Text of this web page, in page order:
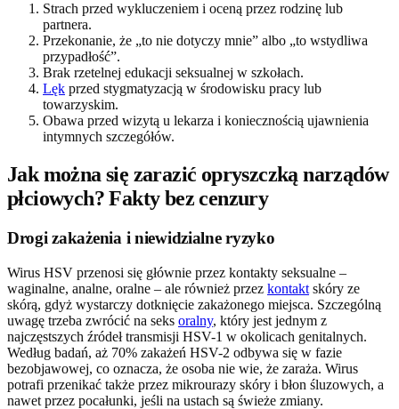
Strach przed wykluczeniem i oceną przez rodzinę lub
partnera.
Przekonanie, że „to nie dotyczy mnie” albo „to wstydliwa
przypadłość”.
Brak rzetelnej edukacji seksualnej w szkołach.
Lęk przed stygmatyzacją w środowisku pracy lub
towarzyskim.
Obawa przed wizytą u lekarza i koniecznością ujawnienia
intymnych szczegółów.
Jak można się zarazić opryszczką narządów
płciowych? Fakty bez cenzury
Drogi zakażenia i niewidzialne ryzyko
Wirus HSV przenosi się głównie przez kontakty seksualne –
waginalne, analne, oralne – ale również przez kontakt skóry ze
skórą, gdyż wystarczy dotknięcie zakażonego miejsca. Szczególną
uwagę trzeba zwrócić na seks oralny, który jest jednym z
najczęstszych źródeł transmisji HSV-1 w okolicach genitalnych.
Według badań, aż 70% zakażeń HSV-2 odbywa się w fazie
bezobjawowej, co oznacza, że osoba nie wie, że zaraża. Wirus
potrafi przenikać także przez mikrourazy skóry i błon śluzowych, a
nawet przez pocałunki, jeśli na ustach są świeże zmiany.